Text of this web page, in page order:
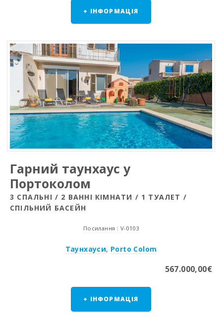
+ ІНФОРМАЦІЯ
Гарний таунхаус у
Портоколом
3 СПАЛЬНІ / 2 ВАННІ КІМНАТИ / 1 ТУАЛЕТ /
СПІЛЬНИЙ БАСЕЙН
Посилання : V-0103
Таунхауси, Porto Colom
567.000,00€
+ ІНФОРМАЦІЯ